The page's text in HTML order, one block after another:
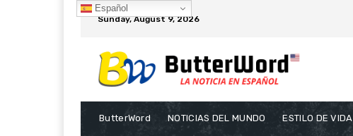
Sunday, August 9, 2026
ButterWord NOTICIAS DEL MUNDO ESTILO DE VIDA
Español